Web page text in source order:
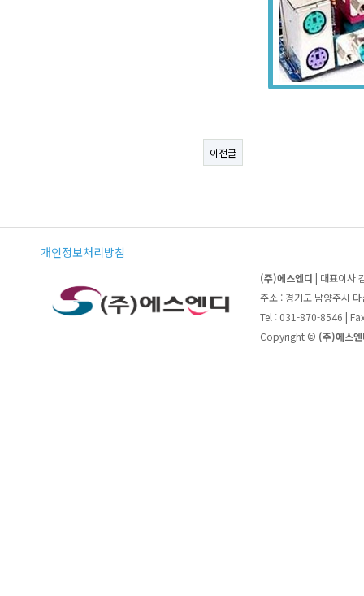
이전글
개인정보처리방침
(주)에스엔디 | 대표이사
주소 : 경기도 남양주시
Tel : 031-870-8546 |
Copyright © (주)에스